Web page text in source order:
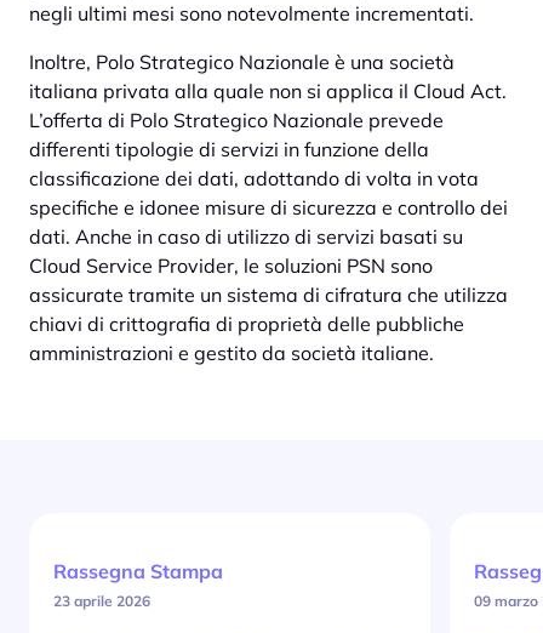
negli ultimi mesi sono notevolmente incrementati.
Inoltre, Polo Strategico Nazionale è una società
italiana privata alla quale non si applica il Cloud Act.
L’offerta di Polo Strategico Nazionale prevede
differenti tipologie di servizi in funzione della
classificazione dei dati, adottando di volta in vota
specifiche e idonee misure di sicurezza e controllo dei
dati. Anche in caso di utilizzo di servizi basati su
Cloud Service Provider, le soluzioni PSN sono
assicurate tramite un sistema di cifratura che utilizza
chiavi di crittografia di proprietà delle pubbliche
amministrazioni e gestito da società italiane.
Rassegna Stampa
23 aprile 2026 09 marzo